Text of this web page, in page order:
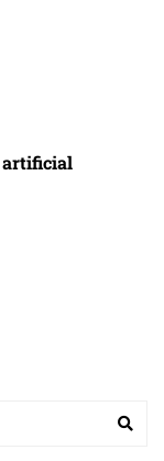
artificial